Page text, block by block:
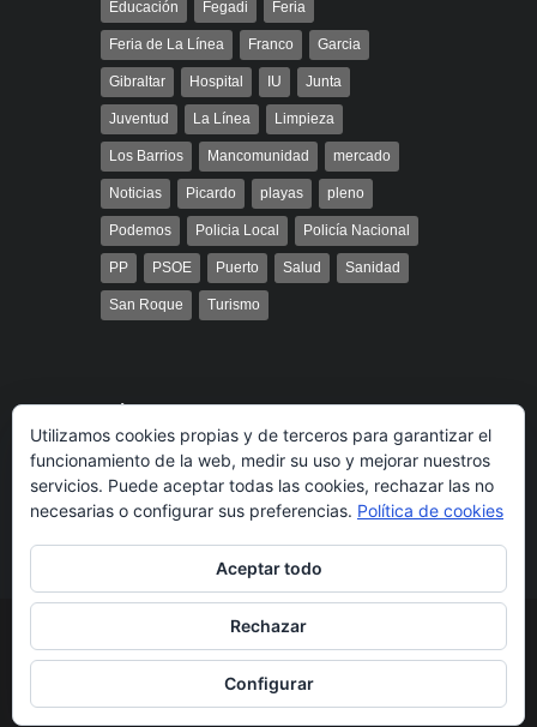
Educación Fegadi Feria
Feria de La Línea Franco Garcia
Gibraltar Hospital IU Junta
Juventud La Línea Limpieza
Los Barrios Mancomunidad mercado
Noticias Picardo playas pleno
Podemos Policia Local Policía Nacional
PP PSOE Puerto Salud Sanidad
San Roque Turismo
Búsqueda
© 2014 Radio Bahía Gibraltar desarrollado por
Media&Web
Política de cookies
sobre las cookies
Utilizamos cookies propias y de terceros para garantizar el
funcionamiento de la web, medir su uso y mejorar nuestros
servicios. Puede aceptar todas las cookies, rechazar las no
necesarias o configurar sus preferencias. Política de cookies
Aceptar todo
Rechazar
Configurar